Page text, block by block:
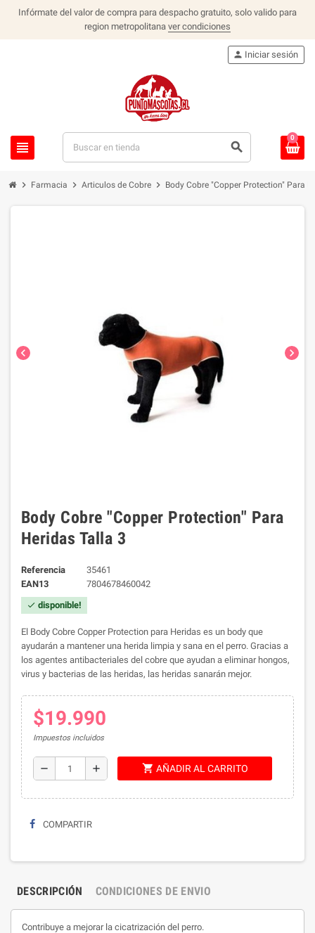
Infórmate del valor de compra para despacho gratuito, solo valido para
region metropolitana ver condiciones
view_headline search
person Iniciar sesión
0
chevron_right Farmacia chevron_right Articulos de Cobre chevron_right Body Cobre "Copper Protection" Para
chevron_left chevron_right
Body Cobre "Copper Protection" Para
Heridas Talla 3
Referencia
35461
EAN13
7804678460042
check disponible!
El Body Cobre Copper Protection para Heridas es un body que
ayudarán a mantener una herida limpia y sana en el perro. Gracias a
los agentes antibacteriales del cobre que ayudan a eliminar hongos,
virus y bacterias de las heridas, las heridas sanarán mejor.
$19.990
Impuestos incluidos
remove add shopping_cart AÑADIR AL CARRITO
COMPARTIR
DESCRIPCIÓN CONDICIONES DE ENVIO
Contribuye a mejorar la cicatrización del perro.